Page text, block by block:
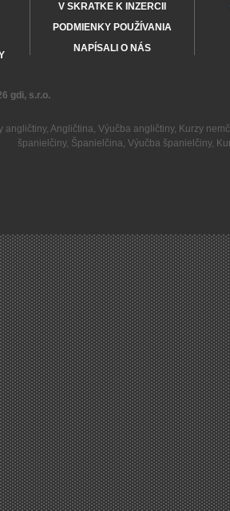
V SKRATKE K INZERCII
PODMIENKY POUŽÍVANIA
NAPÍSALI O NÁS
gdi, s.r.o.
angličtiny, Angličtina, Výučba angličtiny, Kurzy
španielčiny, Španielčina, Výučba španielčiny,